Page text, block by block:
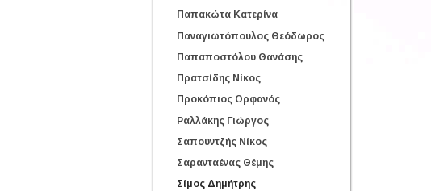
Παπακώτα Κατερίνα
Παναγιωτόπουλος Θεόδωρος
Παπαποστόλου Θανάσης
Πρατσίδης Νίκος
Προκόπιος Ορφανός
Ραλλάκης Γιώργος
Σαπουντζής Νίκος
Σαρανταένας Θέμης
Σίμος Δημήτρης